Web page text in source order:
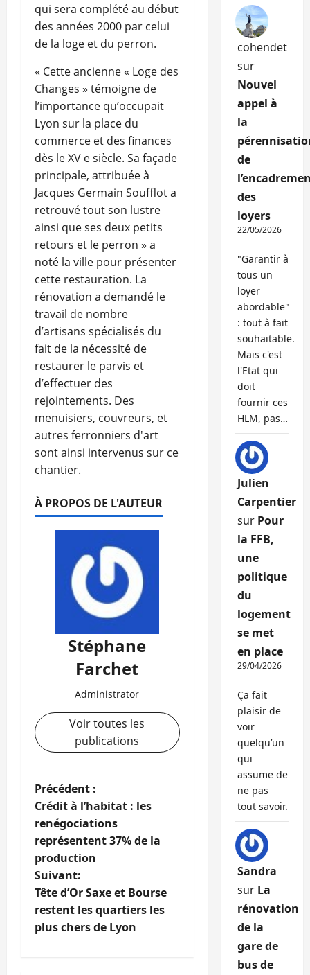
qui sera complété au début
des années 2000 par celui
de la loge et du perron.
« Cette ancienne « Loge des
Changes » témoigne de
l’importance qu’occupait
Lyon sur la place du
commerce et des finances
dès le XV e siècle. Sa façade
principale, attribuée à
Jacques Germain Soufflot a
retrouvé tout son lustre
ainsi que ses deux petits
retours et le perron » a
noté la ville pour présenter
cette restauration. La
rénovation a demandé le
travail de nombre
d’artisans spécialisés du
fait de la nécessité de
restaurer le parvis et
d’effectuer des
rejointements. Des
menuisiers, couvreurs, et
autres ferronniers d'art
sont ainsi intervenus sur ce
chantier.
À PROPOS DE L'AUTEUR
Stéphane
Farchet
Administrator
Voir toutes les
publications
N
a
v
i
g
a
Précédent :
Crédit à l’habitat : les
renégociations
représentent 37% de la
production
Suivant:
Tête d’Or Saxe et Bourse
restent les quartiers les
plus chers de Lyon
cohendet
sur
Nouvel
appel à
la
de
des
loyers
22/05/2026
"Garantir à
tous un
loyer
abordable"
: tout à fait
souhaitable.
Mais c'est
l'Etat qui
doit
fournir ces
HLM, pas…
Julien
Carpentier
sur Pour
la FFB,
une
politique
du
logement
se met
en place
29/04/2026
Ça fait
plaisir de
voir
quelqu’un
qui
assume de
ne pas
tout savoir.
Sandra
sur La
rénovation
de la
gare de
bus de